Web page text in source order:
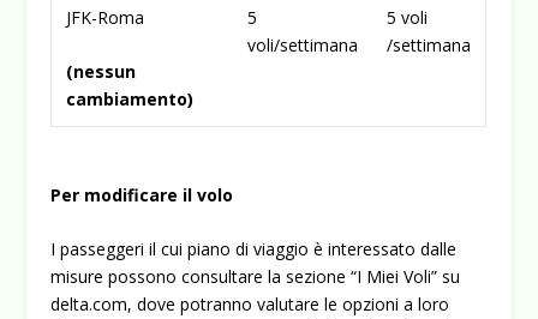
JFK-Roma
(nessun
cambiamento)
5
voli/settimana
5 voli
/settimana
Per modificare il volo
I passeggeri il cui piano di viaggio è interessato dalle
misure possono consultare la sezione “I Miei Voli” su
delta.com, dove potranno valutare le opzioni a loro